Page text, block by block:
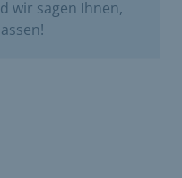
wir sagen Ihnen,